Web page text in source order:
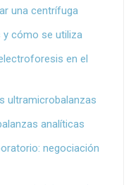
una centrífuga
y cómo se utiliza
en el
ultramicrobalanzas
analíticas
negociación